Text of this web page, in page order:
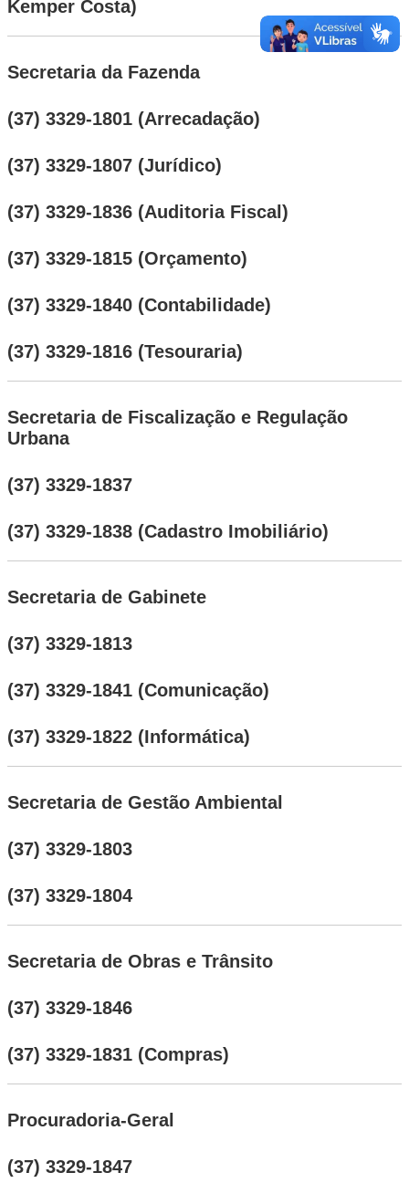
Kemper Costa)
Secretaria da Fazenda
(37) 3329-1801 (Arrecadação)
(37) 3329-1807 (Jurídico)
(37) 3329-1836 (Auditoria Fiscal)
(37) 3329-1815 (Orçamento)
(37) 3329-1840 (Contabilidade)
(37) 3329-1816 (Tesouraria)
Secretaria de Fiscalização e Regulação
Urbana
(37) 3329-1837
(37) 3329-1838 (Cadastro Imobiliário)
Secretaria de Gabinete
(37) 3329-1813
(37) 3329-1841 (Comunicação)
(37) 3329-1822 (Informática)
Secretaria de Gestão Ambiental
(37) 3329-1803
(37) 3329-1804
Secretaria de Obras e Trânsito
(37) 3329-1846
(37) 3329-1831 (Compras)
Procuradoria-Geral
(37) 3329-1847